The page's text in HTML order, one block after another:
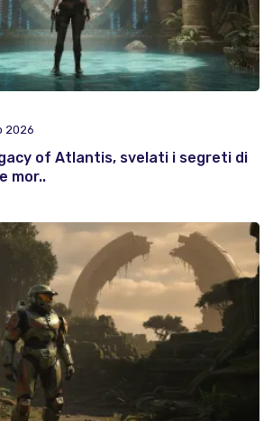
2026
of Atlantis, svelati i segreti di
mor..